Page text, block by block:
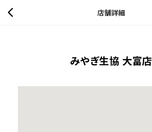
店舗詳細
みやぎ生協 大富店